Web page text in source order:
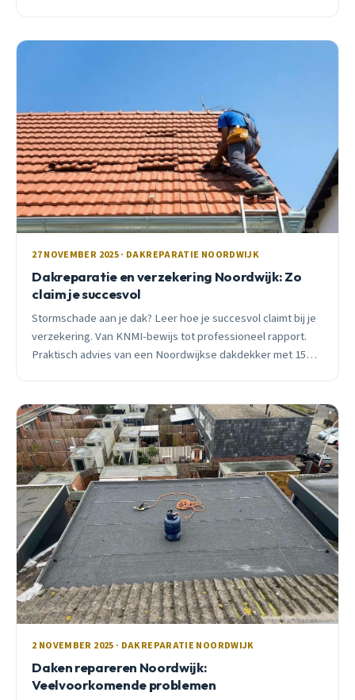
27 NOVEMBER 2025 · DAKREPARATIE NOORDWIJK
Dakreparatie en verzekering Noordwijk: Zo
claim je succesvol
Stormschade aan je dak? Leer hoe je succesvol claimt bij je
verzekering. Van KNMI-bewijs tot professioneel rapport.
Praktisch advies van een Noordwijkse dakdekker met 15
2 NOVEMBER 2025 · DAKREPARATIE NOORDWIJK
Daken repareren Noordwijk:
Veelvoorkomende problemen